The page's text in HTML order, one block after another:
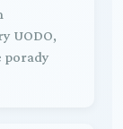
UODO,
porady